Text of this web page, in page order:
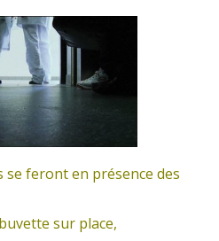
se feront en présence des
sur place,